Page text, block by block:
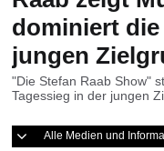
dominiert
jungen
"Die Stefan Raab Show"
Tagessieg in der jungen
Alle Medien und